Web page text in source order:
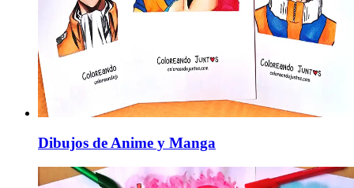
Dibujos de Anime y Manga